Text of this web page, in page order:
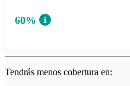
60%
Tendrás menos cobertura en: